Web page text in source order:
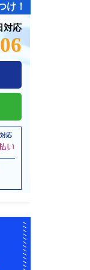
け！
対応
応